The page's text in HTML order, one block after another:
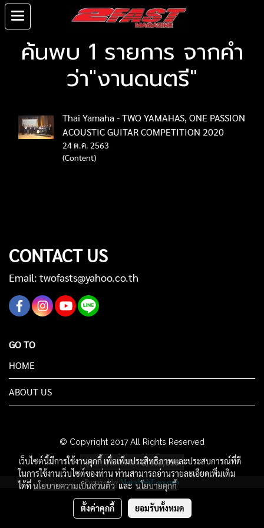
ค้นพบ 1 รายการ จากคำ
ว่า"งานดนตรี"
Thai Yamaha - TWO YAMAHAS, ONE PASSION
ACOUSTIC GUITAR COMPETITION 2020
24 ต.ค. 2563
(Content)
CONTACT US
Email: twofasts@yahoo.co.th
GO TO
HOME
ABOUT US
© Copyright 2017 All Rights Reserved
ผู้เข้าชมทั้งหมด 2,403,699
Powered by MakeWebEasy.com
เว็บไซต์นี้มีการใช้งานคุกกี้ เพื่อเพิ่มประสิทธิภาพและประสบการณ์ที่ดี
ในการใช้งานเว็บไซต์ของท่าน ท่านสามารถอ่านรายละเอียดเพิ่มเติม
ได้ที่นโยบายความเป็นส่วนตัวและนโยบายคุกกี้
ตั้งค่าคุกกี้ ยอมรับทั้งหมด